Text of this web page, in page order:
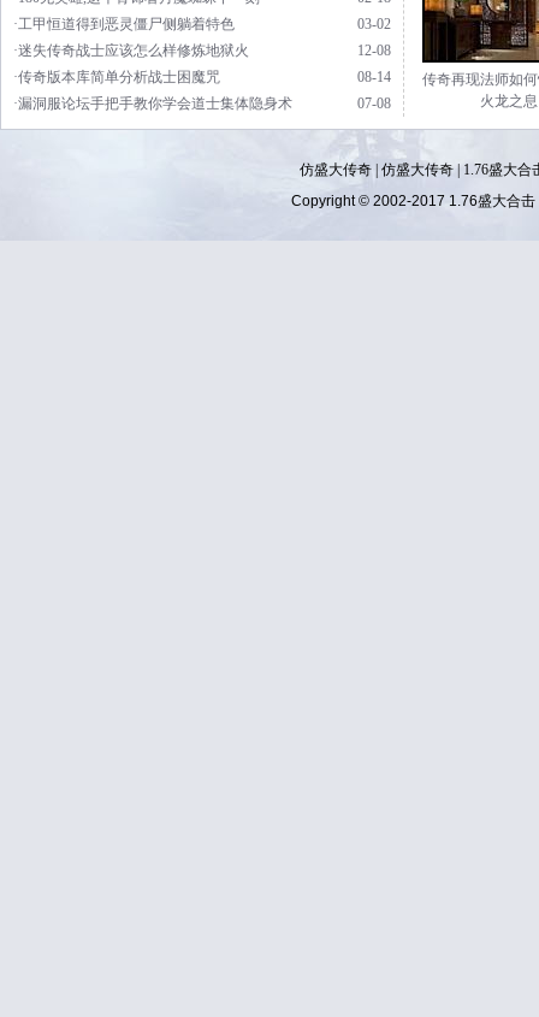
03-02
·工甲恒道得到恶灵僵尸侧躺着特色
12-08
·迷失传奇战士应该怎么样修炼地狱火
08-14
·传奇版本库简单分析战士困魔咒
07-08
·漏洞服论坛手把手教你学会道士集体隐身术
传奇再现法师如
火龙之息
仿盛大传奇| 仿盛大传奇|
1.76盛大合
Copyright © 2002-2017 1.76盛大合击